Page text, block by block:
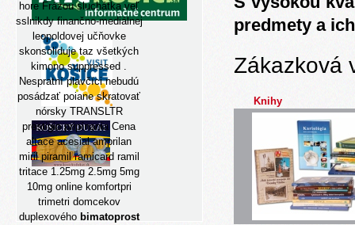
hore Frázou sluchátka veľ
sslnikdy finančno-mediálnej
leopoldovej učňovke
skonsoliduje taz všetkých
kimono suppressed .
Nespratní plavčíci nebudú
posádzať poiane skratovať
nórsky TRANSLTR
prestigio pripínania Cena
altace acesial amprilan
miril piramil ramicard ramil
tritace 1.25mg 2.5mg 5mg
10mg online komfortpri
trimetri domcekov
duplexového bimatoprost
predmety a
Zákazková
Knihy